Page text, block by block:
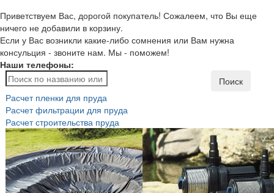
Приветствуем Вас, дорогой покупатель! Сожалеем, что Вы еще
ничего не добавили в корзину.
Если у Вас возникли какие-либо сомнения или Вам нужна
консульция - звоните нам. Мы - поможем!
Наши телефоны:
Поиск
Расчет пленки для пруда
Расчет фильтрации для пруда
Расчет строительства пруда